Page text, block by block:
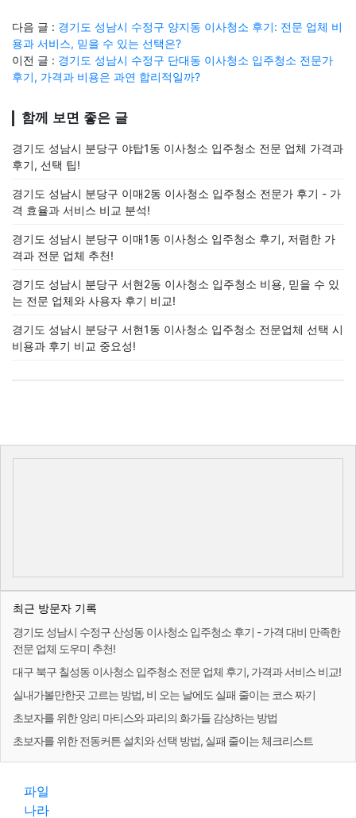
다음 글 : 경기도 성남시 수정구 양지동 이사청소 후기: 전문 업체 비
용과 서비스, 믿을 수 있는 선택은?
이전 글 : 경기도 성남시 수정구 단대동 이사청소 입주청소 전문가
후기, 가격과 비용은 과연 합리적일까?
함께 보면 좋은 글
경기도 성남시 분당구 야탑1동 이사청소 입주청소 전문 업체 가격과
후기, 선택 팁!
경기도 성남시 분당구 이매2동 이사청소 입주청소 전문가 후기 - 가
격 효율과 서비스 비교 분석!
경기도 성남시 분당구 이매1동 이사청소 입주청소 후기, 저렴한 가
격과 전문 업체 추천!
경기도 성남시 분당구 서현2동 이사청소 입주청소 비용, 믿을 수 있
는 전문 업체와 사용자 후기 비교!
경기도 성남시 분당구 서현1동 이사청소 입주청소 전문업체 선택 시
비용과 후기 비교 중요성!
최근 방문자 기록
경기도 성남시 수정구 산성동 이사청소 입주청소 후기 - 가격 대비 만족한
전문 업체 도우미 추천!
대구 북구 칠성동 이사청소 입주청소 전문 업체 후기, 가격과 서비스 비교!
실내가볼만한곳 고르는 방법, 비 오는 날에도 실패 줄이는 코스 짜기
초보자를 위한 앙리 마티스와 파리의 화가들 감상하는 방법
초보자를 위한 전동커튼 설치와 선택 방법, 실패 줄이는 체크리스트
파일
나라